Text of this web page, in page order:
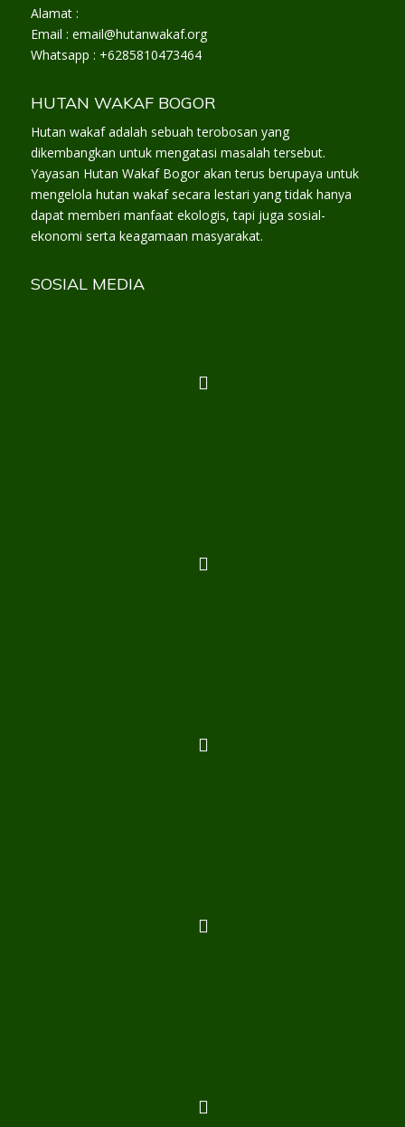
Alamat :
Email : email@hutanwakaf.org
Whatsapp : +6285810473464
HUTAN WAKAF BOGOR
Hutan wakaf adalah sebuah terobosan yang
dikembangkan untuk mengatasi masalah tersebut.
Yayasan Hutan Wakaf Bogor akan terus berupaya untuk
mengelola hutan wakaf secara lestari yang tidak hanya
dapat memberi manfaat ekologis, tapi juga sosial-
ekonomi serta keagamaan masyarakat.
SOSIAL MEDIA